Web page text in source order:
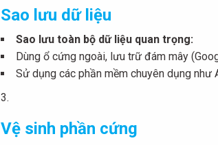
Sao lưu dữ liệu
Sao lưu toàn bộ dữ liệu quan trọng:
Dùng ổ cứng ngoài, lưu trữ đám mây
Sử dụng các phần mềm chuyên dụng
Vệ sinh phần cứng